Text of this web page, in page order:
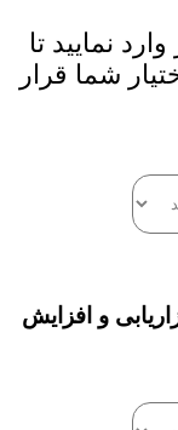
نمایید تا
شما قرار
و افزایش